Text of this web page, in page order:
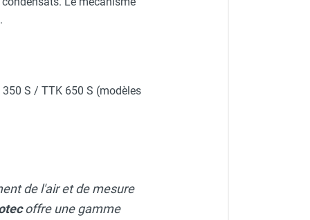
S / TTK 650 S (modèles
de l'air et de mesure
offre une gamme